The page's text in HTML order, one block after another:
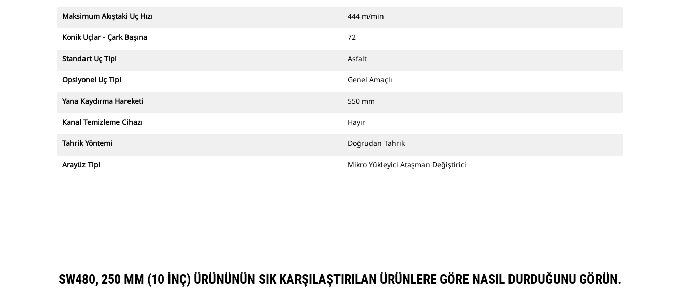
Maksimum Akıştaki Uç Hızı 444 m/min
Konik Uçlar - Çark Başına 72
Standart Uç Tipi Asfalt
Opsiyonel Uç Tipi Genel Amaçlı
Yana Kaydırma Hareketi 550 mm
Kanal Temizleme Cihazı Hayır
Tahrik Yöntemi Doğrudan Tahrik
Arayüz Tipi Mikro Yükleyici Ataşman Değiştirici
SW480, 250 MM (10 INÇ) ÜRÜNÜNÜN SIK KARŞILAŞTIRILAN ÜRÜNLERE GÖRE NASIL DURDUĞUNU GÖRÜN.